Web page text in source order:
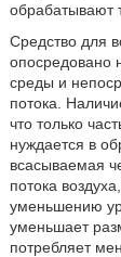
обрабатывают
Средство для
опосредовано
среды и
потока.
что только
нуждается в
всасываемая
потока
уменьшению
уменьшает
потребляет